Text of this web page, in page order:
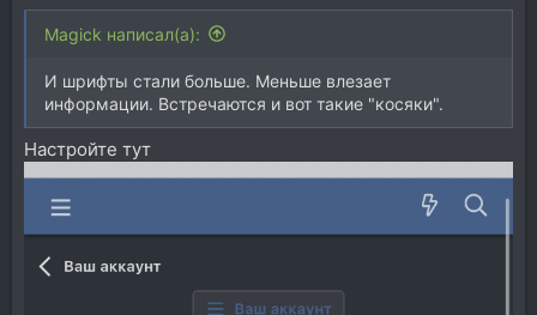
Magick написал(а):
И шрифты стали больше. Меньше влезает
информации. Встречаются и вот такие "косяки".
Настройте тут